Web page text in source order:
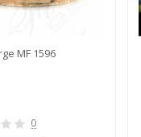
MF 1596
0